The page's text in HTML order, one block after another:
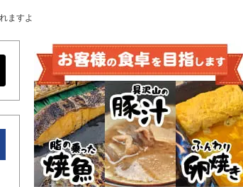
ますよ